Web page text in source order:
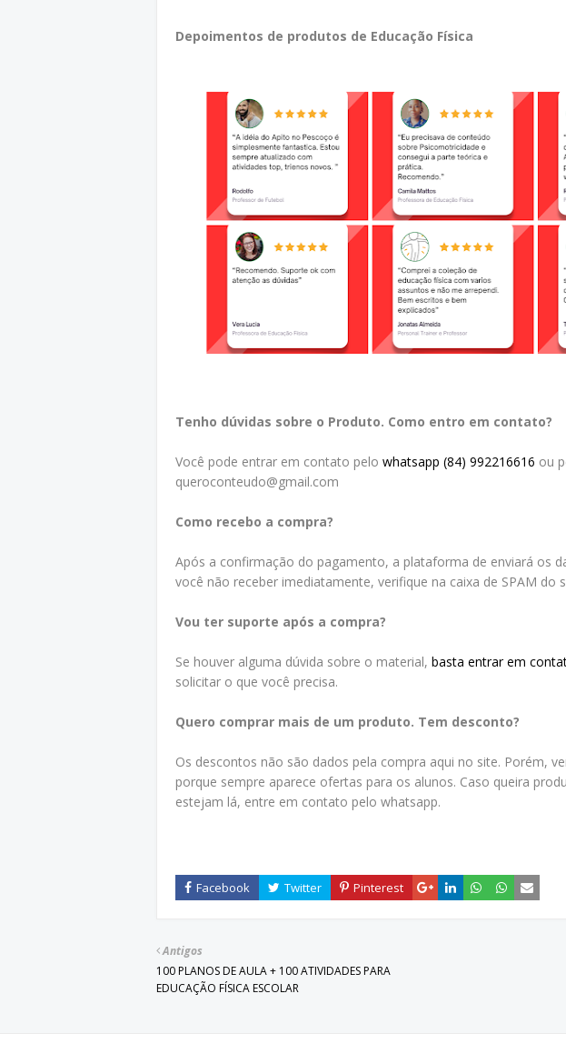
Depoimentos de produtos de Educação Física
Tenho dúvidas sobre o Produto. Como entro em contato?
Você pode entrar em contato pelo whatsapp (84) 992216616 ou
queroconteudo@gmail.com
Como recebo a compra?
Após a confirmação do pagamento, a plataforma de enviará os
você não receber imediatamente, verifique na caixa de SPAM do
Vou ter suporte após a compra?
Se houver alguma dúvida sobre o material, basta entrar em
solicitar o que você precisa.
Quero comprar mais de um produto. Tem desconto?
Os descontos não são dados pela compra aqui no site. Porém,
porque sempre aparece ofertas para os alunos. Caso queira
estejam lá, entre em contato pelo whatsapp.
Antigos
100 PLANOS DE AULA + 100 ATIVIDADES PARA
EDUCAÇÃO FÍSICA ESCOLAR